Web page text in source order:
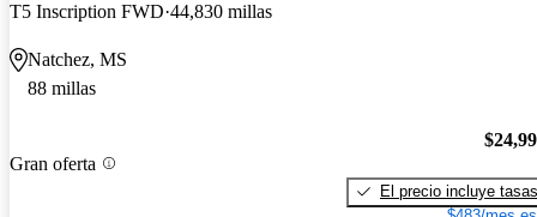
T5 Inscription FWD 44,830 millas
Natchez, MS
88 millas
Gran oferta
El precio incluye tasas